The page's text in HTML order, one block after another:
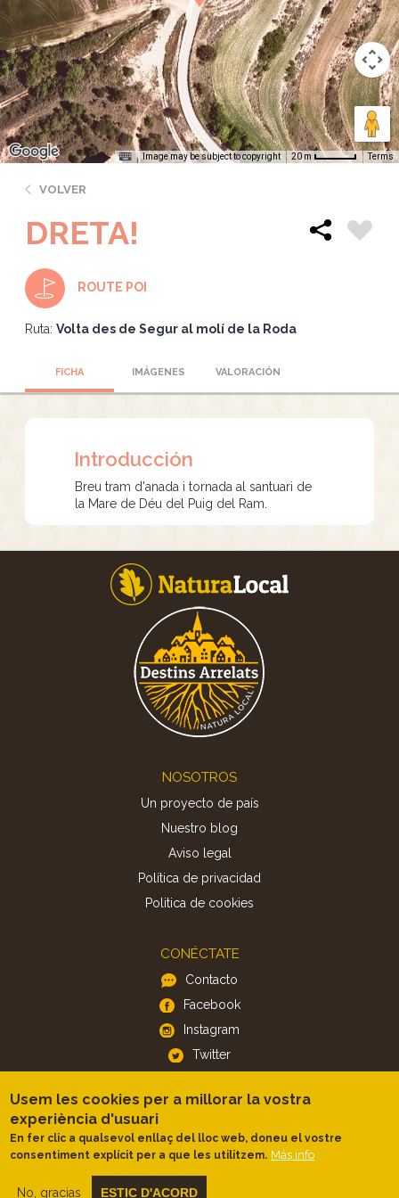
Image may be subject to copyright 20 m Terms
VOLVER
DRETA!
ROUTE POI
Ruta: Volta des de Segur al molí de la Roda
FICHA IMÁGENES VALORACIÓN
Introducción
Breu tram d'anada i tornada al santuari de
la Mare de Déu del Puig del Ram.
NOSOTROS
Un proyecto de país
Nuestro blog
Aviso legal
Política de privacidad
Politica de cookies
CONÉCTATE
Contacto
Facebook
Instagram
Twitter
APP
iOS
Android
Usem les cookies per a millorar la vostra
experiència d'usuari
En fer clic a qualsevol enllaç del lloc web, doneu el vostre
consentiment explícit per a que les utilitzem. Más info
No, gracias ESTIC D'ACORD